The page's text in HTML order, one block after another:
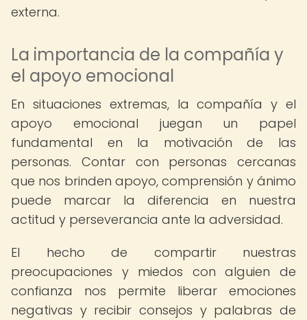
externa.
La importancia de la compañía y
el apoyo emocional
En situaciones extremas, la compañía y el
apoyo emocional juegan un papel
fundamental en la motivación de las
personas. Contar con personas cercanas
que nos brinden apoyo, comprensión y ánimo
puede marcar la diferencia en nuestra
actitud y perseverancia ante la adversidad.
El hecho de compartir nuestras
preocupaciones y miedos con alguien de
confianza nos permite liberar emociones
negativas y recibir consejos y palabras de